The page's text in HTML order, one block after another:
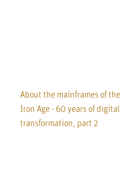
About the mainframes of the
Iron Age - 60 years of digital
transformation, part 2